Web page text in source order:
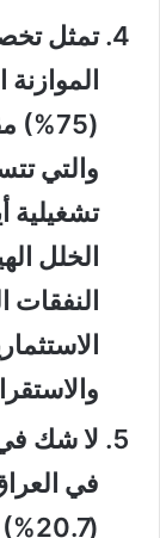
تمثل
والتي
تشغيلية
الخلل
النفقات
لا شك في